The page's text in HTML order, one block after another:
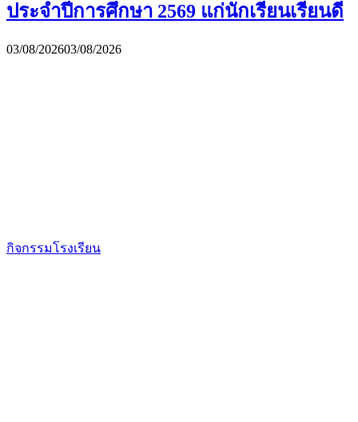
ประจำปีการศึกษา 2569 แก่นักเรียนเรียนดี
03/08/202603/08/2026
กิจกรรมโรงเรียน